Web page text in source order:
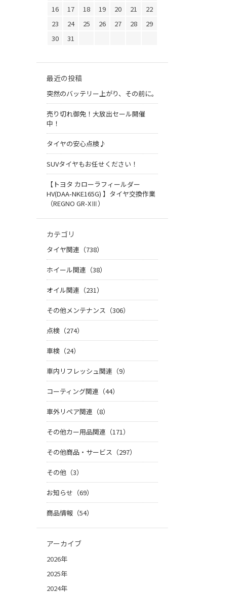
16
17 18 19 20 21
22
23
24 25 26 27 28
29
30
31
最近の投稿
突然のバッテリー上がり、その前に。
売り切れ御免！大放出セール開催
中！
タイヤの安心点検♪
SUVタイヤもお任せください！
【トヨタ カローラフィールダー
HV(DAA-NKE165G) 】タイヤ交換作業
（REGNO GR-XⅢ）
カテゴリ
タイヤ関連（738）
ホイール関連（38）
オイル関連（231）
その他メンテナンス（306）
点検（274）
車検（24）
車内リフレッシュ関連（9）
コーティング関連（44）
車外リペア関連（8）
その他カー用品関連（171）
その他商品・サービス（297）
その他（3）
お知らせ（69）
商品情報（54）
アーカイブ
2026年
2025年
2024年